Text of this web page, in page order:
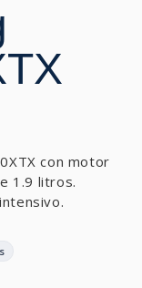
con motor
1.9 litros.